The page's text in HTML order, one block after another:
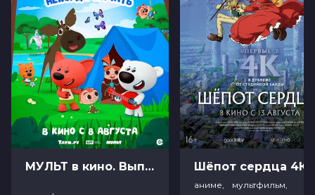
МУЛЬТ в кино. Выпуск №198. Некогда скучать (0+)
аниме, мультфильм,